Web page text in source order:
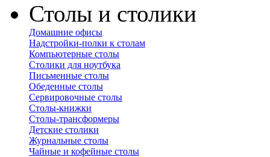
Столы и столики
Домашние офисы
Надстройки-полки к столам
Компьютерные столы
Столики для ноутбука
Письменные столы
Обеденные столы
Сервировочные столы
Столы-книжки
Столы-трансформеры
Детские столики
Журнальные столы
Чайные и кофейные столы